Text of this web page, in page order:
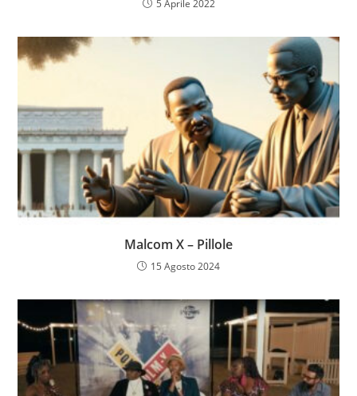
5 Aprile 2022
Malcom X – Pillole
15 Agosto 2024